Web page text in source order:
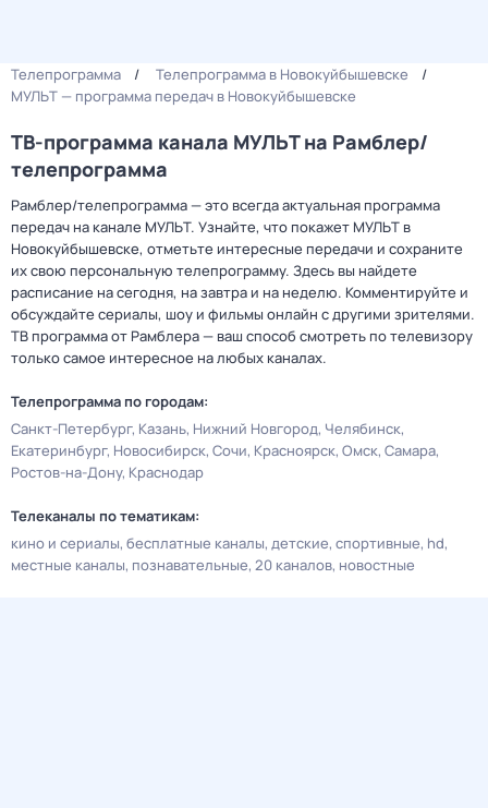
Телепрограмма
Телепрограмма в Новокуйбышевске
МУЛЬТ — программа передач в Новокуйбышевске
ТВ-программа канала МУЛЬТ на Рамблер/
телепрограмма
Рамблер/телепрограмма — это всегда актуальная программа
передач на канале МУЛЬТ. Узнайте, что покажет МУЛЬТ в
Новокуйбышевске, отметьте интересные передачи и сохраните
их свою персональную телепрограмму. Здесь вы найдете
расписание на сегодня, на завтра и на неделю. Комментируйте и
обсуждайте сериалы, шоу и фильмы онлайн с другими зрителями.
ТВ программа от Рамблера — ваш способ смотреть по телевизору
только самое интересное на любых каналах.
Телепрограмма по городам:
Санкт-Петербург Казань Нижний Новгород Челябинск
Екатеринбург Новосибирск Сочи Красноярск Омск Самара
Ростов-на-Дону Краснодар
Телеканалы по тематикам:
кино и сериалы бесплатные каналы детские спортивные hd
местные каналы познавательные 20 каналов новостные